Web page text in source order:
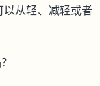
从轻、减轻或者